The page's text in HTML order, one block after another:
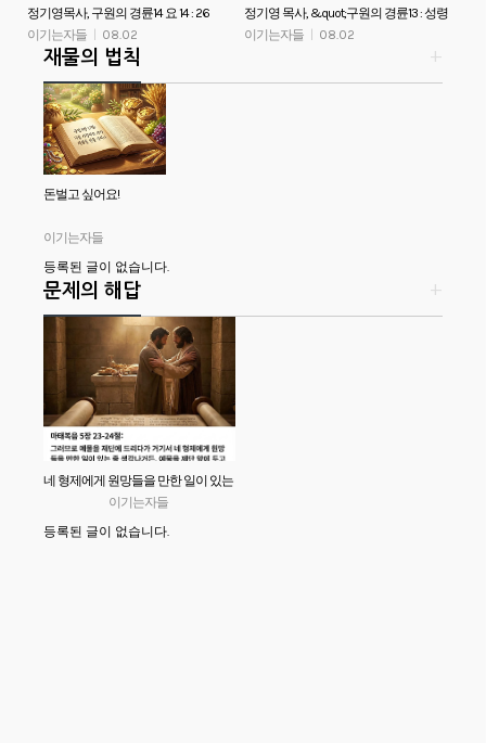
정기영목사, 구원의 경륜14 요 14 : 26
(20260802후)
이기는자들 08.02
정기영 목사, &quot;구원의 경륜13 : 성령
안에서 기도하기&quot; 유 1: 20 - 21
이기는자들 08.02
+
재물의 법칙
돈벌고 싶어요!
이기는자들
등록된 글이 없습니다.
+
문제의 해답
네 형제에게 원망들을 만한 일이 있는
줄 생각나거든
이기는자들
등록된 글이 없습니다.